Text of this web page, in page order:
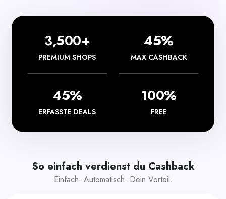
3,500+
PREMIUM SHOPS
45%
MAX CASHBACK
45%
ERFASSTE DEALS
100%
FREE
So einfach verdienst du Cashback
Einfach. Automatisch. Dein Vorteil.